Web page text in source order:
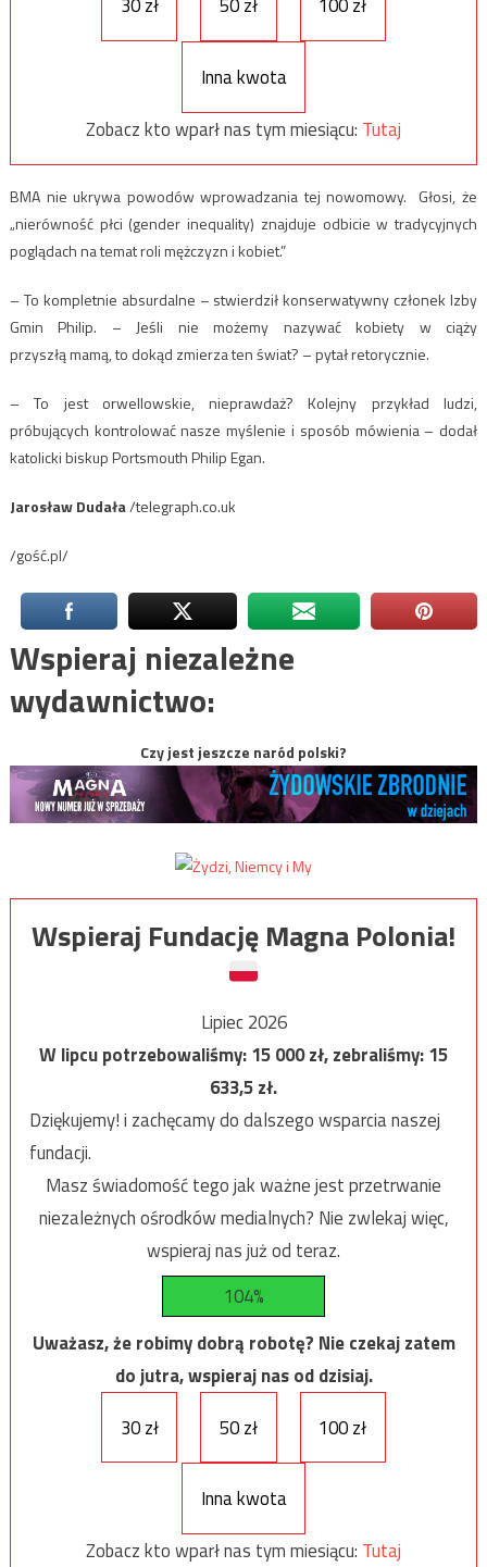
30 zł 50 zł 100 zł
Inna kwota
Zobacz kto wparł nas tym miesiącu: Tutaj
BMA nie ukrywa powodów wprowadzania tej nowomowy. Głosi, że
„nierówność płci (gender inequality) znajduje odbicie w tradycyjnych
poglądach na temat roli mężczyzn i kobiet.”
– To kompletnie absurdalne – stwierdził konserwatywny członek Izby
Gmin Philip. – Jeśli nie możemy nazywać kobiety w ciąży
przyszłą mamą, to dokąd zmierza ten świat? – pytał retorycznie.
– To jest orwellowskie, nieprawdaż? Kolejny przykład ludzi,
próbujących kontrolować nasze myślenie i sposób mówienia – dodał
katolicki biskup Portsmouth Philip Egan.
Jarosław Dudała/telegraph.co.uk
/gość.pl/
Wspieraj niezależne
wydawnictwo:
Czy jest jeszcze naród polski?
Wspieraj Fundację Magna Polonia!
Lipiec 2026
W lipcu potrzebowaliśmy:15 000zł, zebraliśmy:15
633,5zł.
Dziękujemy! i zachęcamy do dalszego wsparcia naszej
fundacji.
Masz świadomość tego jak ważne jest przetrwanie
niezależnych ośrodków medialnych? Nie zwlekaj więc,
wspieraj nas już od teraz.
104%
Uważasz, że robimy dobrą robotę? Nie czekaj zatem
do jutra, wspieraj nas od dzisiaj.
30 zł
50 zł 100 zł
Inna kwota
Zobacz kto wparł nas tym miesiącu: Tutaj